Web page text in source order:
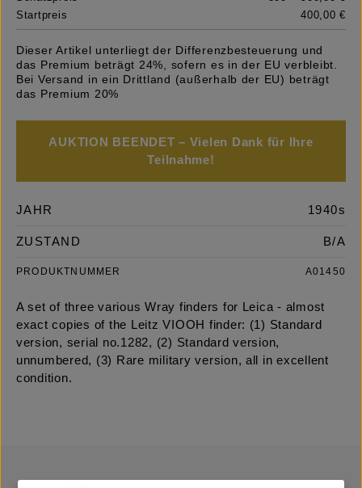
Startpreis
400,00 €
Dieser Artikel unterliegt der Differenzbesteuerung und
das Premium beträgt 24%, sofern es in der EU verbleibt.
Bei Versand in ein Drittland (außerhalb der EU) beträgt
das Premium 20%
AUKTION BEENDET – Vielen Dank für Ihre
Teilnahme!
JAHR 1940s
ZUSTAND B/A
PRODUKTNUMMER A01450
A set of three various Wray finders for Leica - almost
exact copies of the Leitz VIOOH finder: (1) Standard
version, serial no.1282, (2) Standard version,
unnumbered, (3) Rare military version, all in excellent
condition.